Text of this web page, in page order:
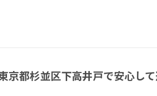
京都杉並区下高井戸で安心し